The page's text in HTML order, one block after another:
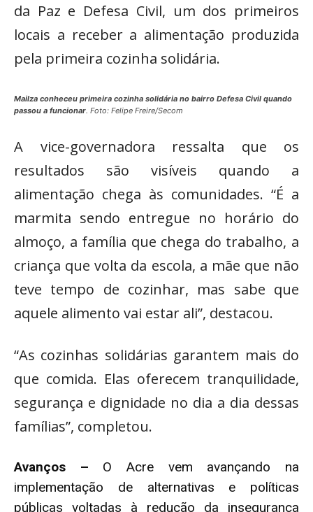
da Paz e Defesa Civil, um dos primeiros
locais a receber a alimentação produzida
pela primeira cozinha solidária.
Mailza conheceu primeira cozinha solidária no bairro Defesa Civil quando
passou a funcionar. Foto: Felipe Freire/Secom
A vice-governadora ressalta que os
resultados são visíveis quando a
alimentação chega às comunidades. “É a
marmita sendo entregue no horário do
almoço, a família que chega do trabalho, a
criança que volta da escola, a mãe que não
teve tempo de cozinhar, mas sabe que
aquele alimento vai estar ali”, destacou.
“As cozinhas solidárias garantem mais do
que comida. Elas oferecem tranquilidade,
segurança e dignidade no dia a dia dessas
famílias”, completou.
Avanços – O Acre vem avançando na
implementação de alternativas e políticas
públicas voltadas à redução da insegurança